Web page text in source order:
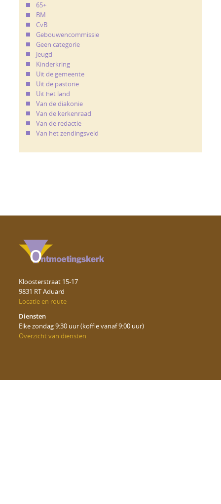
65+
BM
CvB
Gebouwencommissie
Geen categorie
Jeugd
Kinderkring
Uit de gemeente
Uit de pastorie
Uit het land
Van de diakonie
Van de kerkenraad
Van de redactie
Van het zendingsveld
Kloosterstraat 15-17
9831 RT Aduard
Locatie en route
Diensten
Elke zondag 9:30 uur (koffie vanaf 9:00 uur)
Overzicht van diensten